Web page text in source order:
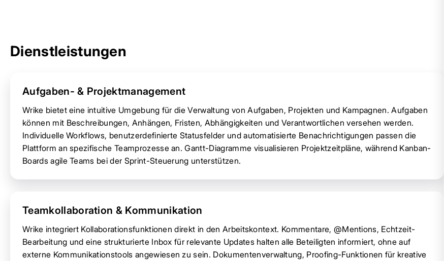
Dienstleistungen
Aufgaben- & Projektmanagement
Wrike bietet eine intuitive Umgebung für die Verwaltung von Aufgaben, Projekten und Kampagnen. Aufgaben
können mit Beschreibungen, Anhängen, Fristen, Abhängigkeiten und Verantwortlichen versehen werden.
Individuelle Workflows, benutzerdefinierte Statusfelder und automatisierte Benachrichtigungen passen die
Plattform an spezifische Teamprozesse an. Gantt-Diagramme visualisieren Projektzeitpläne, während Kanban-
Boards agile Teams bei der Sprint-Steuerung unterstützen.
Teamkollaboration & Kommunikation
Wrike integriert Kollaborationsfunktionen direkt in den Arbeitskontext. Kommentare, @Mentions, Echtzeit-
Bearbeitung und eine strukturierte Inbox für relevante Updates halten alle Beteiligten informiert, ohne auf
externe Kommunikationstools angewiesen zu sein. Dokumentenverwaltung, Proofing-Funktionen für kreative